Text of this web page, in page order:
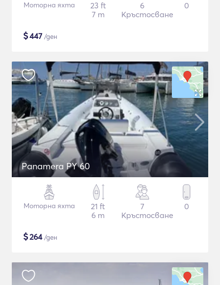
Моторна яхта
23 ft
7 m
6
Кръстосване
0
$447 /ден
Panamera PY 60
Моторна яхта
21 ft
6 m
7
Кръстосване
0
$264/ден